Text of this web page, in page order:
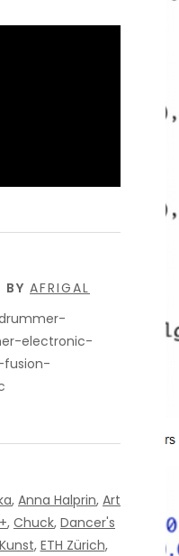
BY AFRIGAL
electronic-
fusion-
, Anna Halprin, Art
, Chuck, Dancer's
, ETH Zürich,